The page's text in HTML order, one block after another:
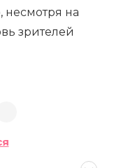
несмотря на
зрителей